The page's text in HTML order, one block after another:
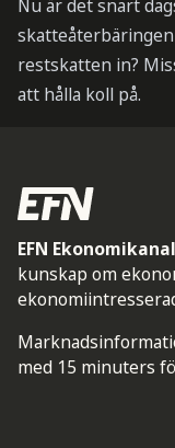
Nu är det snart
restskatten in?
att hålla koll på.
EFN
kunskap om
med 15 minuters